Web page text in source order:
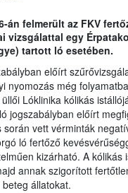
án felmerült az FKV
vizsgálattal egy
tartott ló esetében.
előírt
nyomozás még
Lóklinika kólikás
jogszabályban előírt
során vett vérminták
ló fertőző
kizárható. A kólikás
annak szigorított
állatokat.